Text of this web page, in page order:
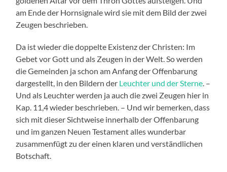
am Ende der Hornsignale wird sie mit dem Bild der zwei
Zeugen beschrieben.
Da ist wieder die doppelte Existenz der Christen: Im
Gebet vor Gott und als Zeugen in der Welt. So werden
die Gemeinden ja schon am Anfang der Offenbarung
dargestellt, in den Bildern der Leuchter und der Sterne. –
Und als Leuchter werden ja auch die zwei Zeugen hier in
Kap. 11,4 wieder beschrieben. – Und wir bemerken, dass
sich mit dieser Sichtweise innerhalb der Offenbarung
und im ganzen Neuen Testament alles wunderbar
zusammenfügt zu der einen klaren und verständlichen
Botschaft.